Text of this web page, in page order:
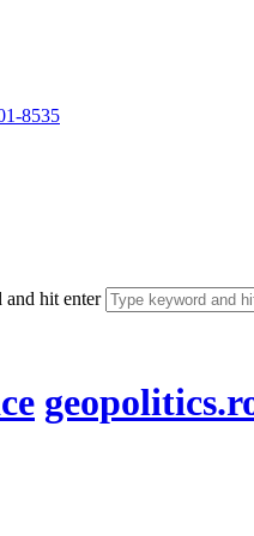
8535
and hit enter